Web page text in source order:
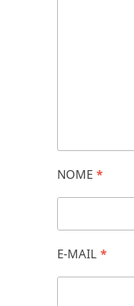
NOME *
E-MAIL *